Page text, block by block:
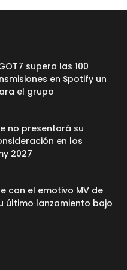
supera las 100
en Spotify un
el grupo
no presentará su
en los
2027
con el emotivo MV de
último lanzamiento bajo